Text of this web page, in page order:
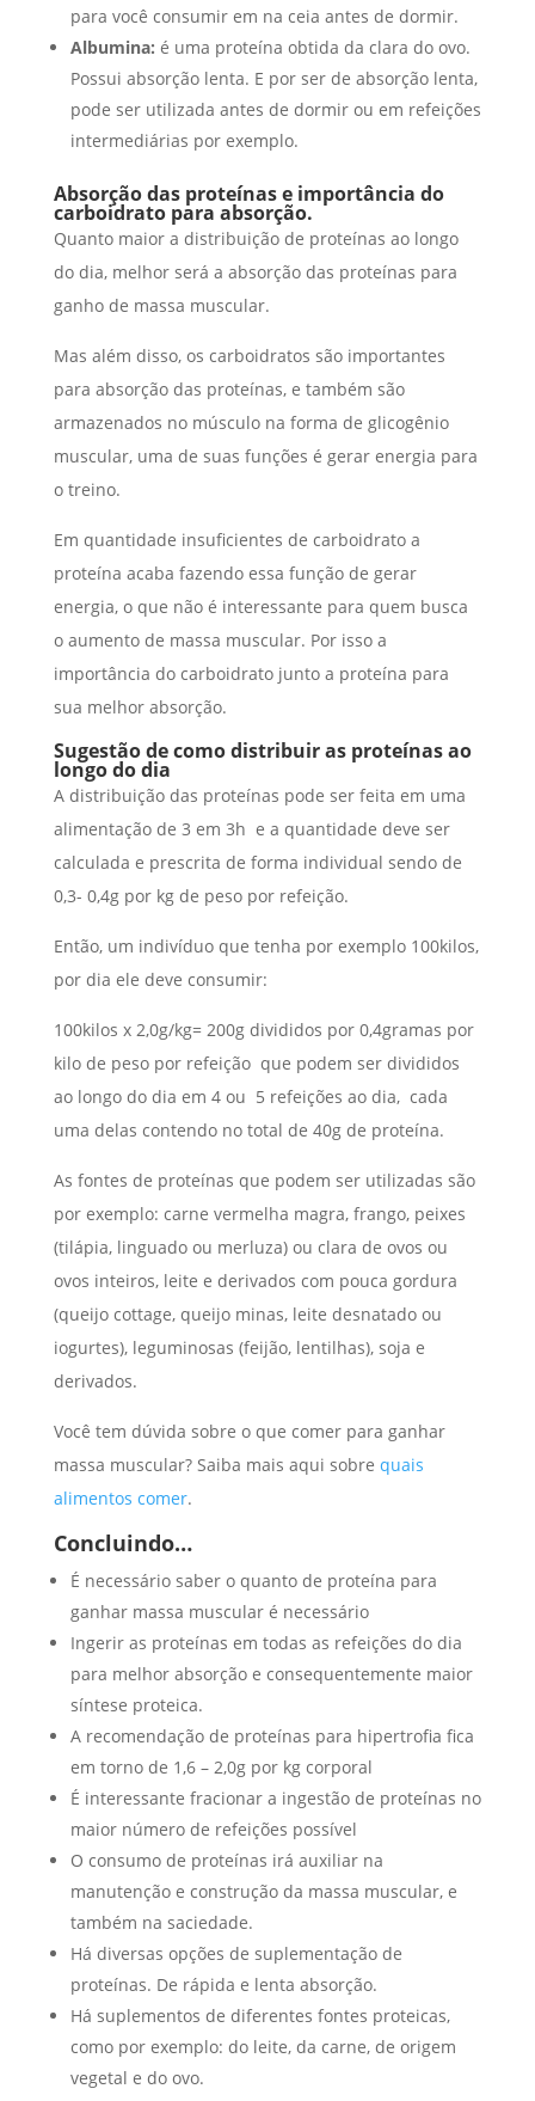
para você consumir em na ceia antes de dormir.
Albumina: é uma proteína obtida da clara do ovo.
Possui absorção lenta. E por ser de absorção lenta,
pode ser utilizada antes de dormir ou em refeições
intermediárias por exemplo.
Absorção das proteínas e importância do
carboidrato para absorção.
Quanto maior a distribuição de proteínas ao longo
do dia, melhor será a absorção das proteínas para
ganho de massa muscular.
Mas além disso, os carboidratos são importantes
para absorção das proteínas, e também são
armazenados no músculo na forma de glicogênio
muscular, uma de suas funções é gerar energia para
o treino.
Em quantidade insuficientes de carboidrato a
proteína acaba fazendo essa função de gerar
energia, o que não é interessante para quem busca
o aumento de massa muscular. Por isso a
importância do carboidrato junto a proteína para
sua melhor absorção.
Sugestão de como distribuir as proteínas ao
longo do dia
A distribuição das proteínas pode ser feita em uma
alimentação de 3 em 3h e a quantidade deve ser
calculada e prescrita de forma individual sendo de
0,3- 0,4g por kg de peso por refeição.
Então, um indivíduo que tenha por exemplo 100kilos,
por dia ele deve consumir:
100kilos x 2,0g/kg= 200g divididos por 0,4gramas por
kilo de peso por refeição que podem ser divididos
ao longo do dia em 4 ou 5 refeições ao dia, cada
uma delas contendo no total de 40g de proteína.
As fontes de proteínas que podem ser utilizadas são
por exemplo: carne vermelha magra, frango, peixes
(tilápia, linguado ou merluza) ou clara de ovos ou
ovos inteiros, leite e derivados com pouca gordura
(queijo cottage, queijo minas, leite desnatado ou
iogurtes), leguminosas (feijão, lentilhas), soja e
derivados.
Você tem dúvida sobre o que comer para ganhar
massa muscular? Saiba mais aqui sobre quais
alimentos comer.
Concluindo…
É necessário saber o quanto de proteína para
ganhar massa muscular é necessário
Ingerir as proteínas em todas as refeições do dia
para melhor absorção e consequentemente maior
síntese proteica.
A recomendação de proteínas para hipertrofia fica
em torno de 1,6 – 2,0g por kg corporal
É interessante fracionar a ingestão de proteínas no
maior número de refeições possível
O consumo de proteínas irá auxiliar na
manutenção e construção da massa muscular, e
também na saciedade.
Há diversas opções de suplementação de
proteínas. De rápida e lenta absorção.
Há suplementos de diferentes fontes proteicas,
como por exemplo: do leite, da carne, de origem
vegetal e do ovo.